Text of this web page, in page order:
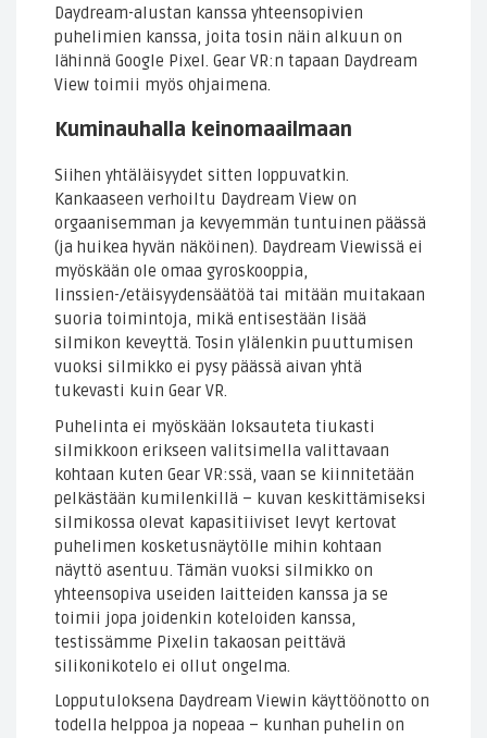
Daydream-alustan kanssa yhteensopivien
puhelimien kanssa, joita tosin näin alkuun on
lähinnä Google Pixel. Gear VR:n tapaan Daydream
View toimii myös ohjaimena.
Kuminauhalla keinomaailmaan
Siihen yhtäläisyydet sitten loppuvatkin.
Kankaaseen verhoiltu Daydream View on
orgaanisemman ja kevyemmän tuntuinen päässä
(ja huikea hyvän näköinen). Daydream Viewissä ei
myöskään ole omaa gyroskooppia,
linssien-/etäisyydensäätöä tai mitään muitakaan
suoria toimintoja, mikä entisestään lisää
silmikon keveyttä. Tosin ylälenkin puuttumisen
vuoksi silmikko ei pysy päässä aivan yhtä
tukevasti kuin Gear VR.
Puhelinta ei myöskään loksauteta tiukasti
silmikkoon erikseen valitsimella valittavaan
kohtaan kuten Gear VR:ssä, vaan se kiinnitetään
pelkästään kumilenkillä – kuvan keskittämiseksi
silmikossa olevat kapasitiiviset levyt kertovat
puhelimen kosketusnäytölle mihin kohtaan
näyttö asentuu. Tämän vuoksi silmikko on
yhteensopiva useiden laitteiden kanssa ja se
toimii jopa joidenkin koteloiden kanssa,
testissämme Pixelin takaosan peittävä
silikonikotelo ei ollut ongelma.
Lopputuloksena Daydream Viewin käyttöönotto on
todella helppoa ja nopeaa – kunhan puhelin on